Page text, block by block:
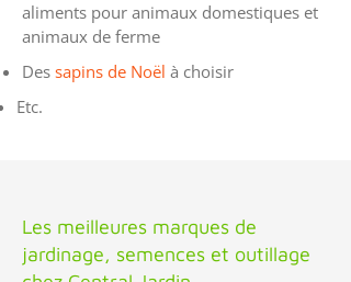
aliments pour animaux domestiques et
animaux de ferme
Des sapins de Noël à choisir
Etc.
Les meilleures marques de
jardinage, semences et outillage